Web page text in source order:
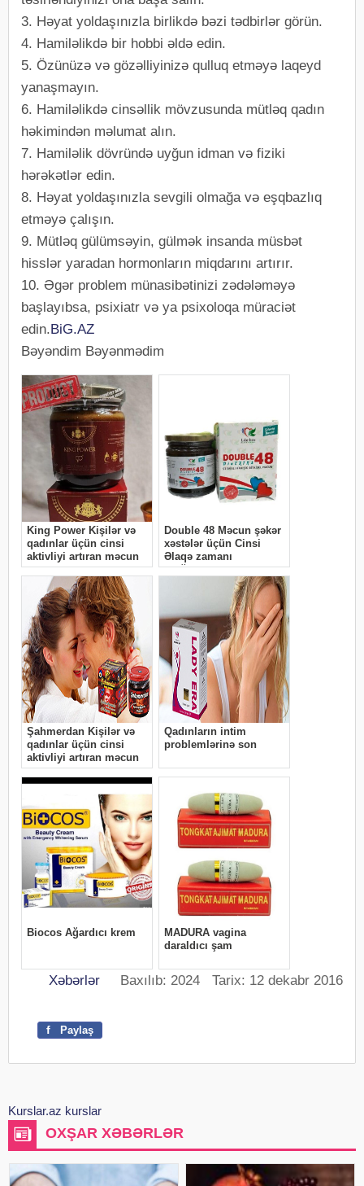
3. Həyat yoldaşınızla birlikdə bəzi tədbirlər görün.
4. Hamiləlikdə bir hobbi əldə edin.
5. Özünüzə və gözəlliyinizə qulluq etməyə laqeyd
yanaşmayın.
6. Hamiləlikdə cinsəllik mövzusunda mütləq qadın
həkimindən məlumat alın.
7. Hamiləlik dövründə uyğun idman və fiziki
hərəkətlər edin.
8. Həyat yoldaşınızla sevgili olmağa və eşqbazlıq
etməyə çalışın.
9. Mütləq gülümsəyin, gülmək insanda müsbət
hisslər yaradan hormonların miqdarını artırır.
10. Əgər problem münasibətinizi zədələməyə
başlayıbsa, psixiatr və ya psixoloqa müraciət
edin.BiG.AZ
Bəyəndim Bəyənmədim
Xəbərlər Baxılıb: 2024 Tarix: 12 dekabr 2016
f Paylaş
Kurslar.az kurslar
OXŞAR XƏBƏRLƏR